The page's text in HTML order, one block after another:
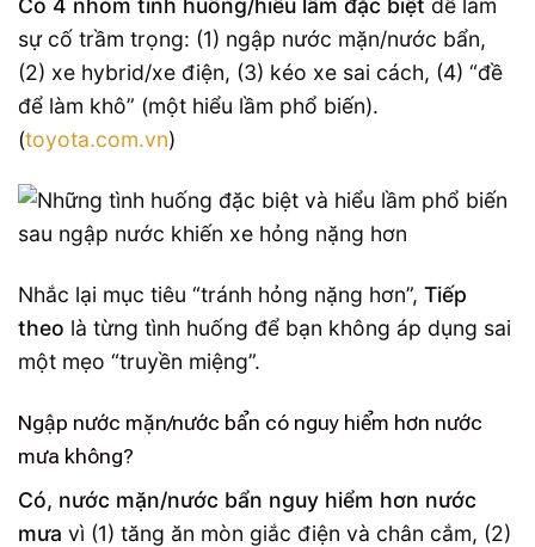
Có 4 nhóm tình huống/hiểu lầm đặc biệt dễ làm
sự cố trầm trọng: (1) ngập nước mặn/nước bẩn,
(2) xe hybrid/xe điện, (3) kéo xe sai cách, (4) “đề
để làm khô” (một hiểu lầm phổ biến).
(toyota.com.vn)
Nhắc lại mục tiêu “tránh hỏng nặng hơn”, Tiếp
theo là từng tình huống để bạn không áp dụng sai
một mẹo “truyền miệng”.
Ngập nước mặn/nước bẩn có nguy hiểm hơn nước
mưa không?
Có, nước mặn/nước bẩn nguy hiểm hơn nước
mưa vì (1) tăng ăn mòn giắc điện và chân cắm, (2)